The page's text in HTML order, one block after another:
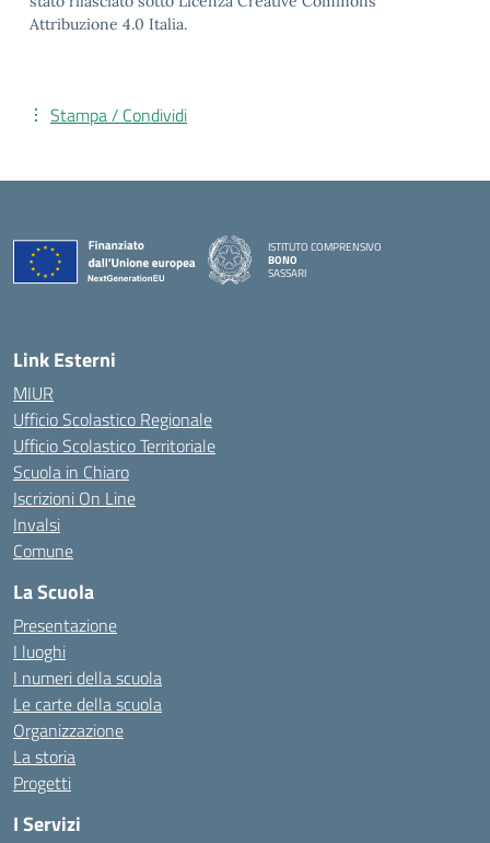
Attribuzione 4.0 Italia.
Stampa / Condividi
ISTITUTO COMPRENSIVO
BONO
SASSARI
Link Esterni
MIUR
Ufficio Scolastico Regionale
Ufficio Scolastico Territoriale
Scuola in Chiaro
Iscrizioni On Line
Invalsi
Comune
La Scuola
Presentazione
I luoghi
I numeri della scuola
Le carte della scuola
Organizzazione
La storia
Progetti
I Servizi